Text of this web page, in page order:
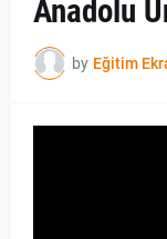
Anadolu
by Eğitim